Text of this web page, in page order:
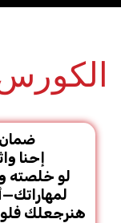
ضمان 100% بدون أي مخاطرة.
إحنا
لو خلصته
هنرجعلك